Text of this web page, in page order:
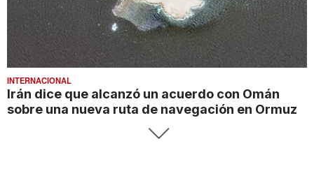
INTERNACIONAL
Irán dice que alcanzó un acuerdo con Omán
sobre una nueva ruta de navegación en Ormuz